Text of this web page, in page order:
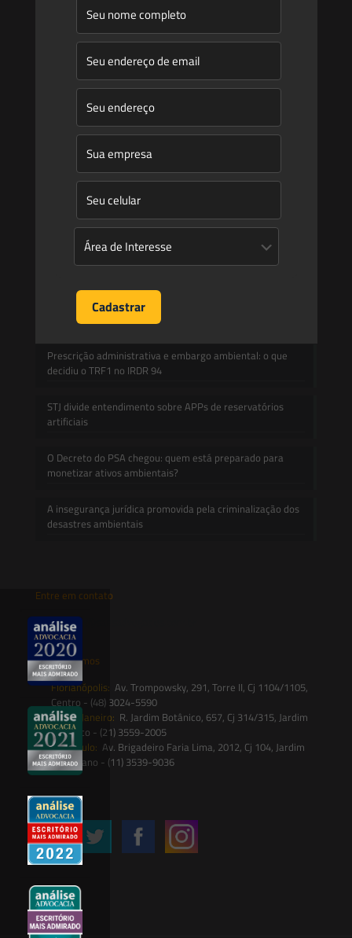
Publicações
Artigos
Novidades Legislativas
Informativos
Contato
Mudanças climáticas, risco operacional e a relevância do
Plano Clima 2026 para as hidrelétricas
A inclusão de imóvel em inventário de patrimônio cultural
não basta para impor restrições ao direito de
propriedade:
Prescrição administrativa e embargo ambiental: o que
decidiu o TRF1 no IRDR 94
STJ divide entendimento sobre APPs de reservatórios
artificiais
O Decreto do PSA chegou: quem está preparado para
monetizar ativos ambientais?
A insegurança jurídica promovida pela criminalização dos
desastres ambientais
Entre em contato
contato@saesadvogados.com.br
Onde estamos
Florianópolis: Av. Trompowsky, 291, Torre II, Cj 1104/1105,
Centro - (48) 3024-5590
Rio de Janeiro: R. Jardim Botânico, 657, Cj 314/315, Jardim
Botânico - (21) 3559-2005
São Paulo: Av. Brigadeiro Faria Lima, 2012, Cj 104, Jardim
Paulistano - (11) 3539-9036
Siga-nos